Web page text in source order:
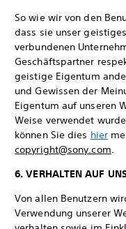
So wie wir von den
dass sie unser
verbundenen
Geschäftspartner
geistige Eigentum
und Gewissen der
Eigentum auf unseren
Weise verwendet
können Sie dies hier
copyright@sony.com.
6. VERHALTEN AUF
Von allen Benutzern
Verwendung unserer